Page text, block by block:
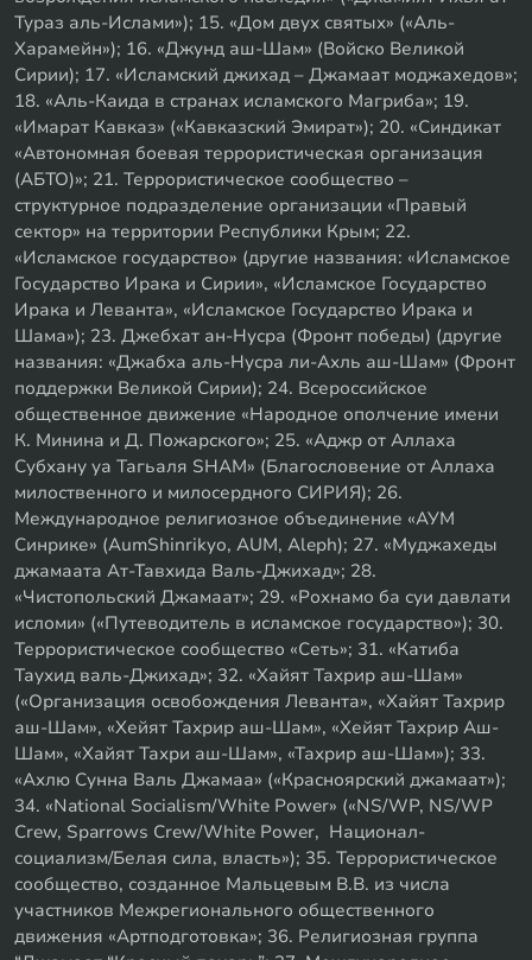
Тураз аль-Ислами»); 15. «Дом двух святых» («Аль-
Харамейн»); 16. «Джунд аш-Шам» (Войско Великой
Сирии); 17. «Исламский джихад – Джамаат моджахедов»;
18. «Аль-Каида в странах исламского Магриба»; 19.
«Имарат Кавказ» («Кавказский Эмират»); 20. «Синдикат
«Автономная боевая террористическая организация
(АБТО)»; 21. Террористическое сообщество –
структурное подразделение организации «Правый
сектор» на территории Республики Крым; 22.
«Исламское государство» (другие названия: «Исламское
Государство Ирака и Сирии», «Исламское Государство
Ирака и Леванта», «Исламское Государство Ирака и
Шама»); 23. Джебхат ан-Нусра (Фронт победы) (другие
названия: «Джабха аль-Нусра ли-Ахль аш-Шам» (Фронт
поддержки Великой Сирии); 24. Всероссийское
общественное движение «Народное ополчение имени
К. Минина и Д. Пожарского»; 25. «Аджр от Аллаха
Субхану уа Тагьаля SHAM» (Благословение от Аллаха
милоственного и милосердного СИРИЯ); 26.
Международное религиозное объединение «АУМ
Синрике» (AumShinrikyo, AUM, Aleph); 27. «Муджахеды
джамаата Ат-Тавхида Валь-Джихад»; 28.
«Чистопольский Джамаат»; 29. «Рохнамо ба суи давлати
исломи» («Путеводитель в исламское государство»); 30.
Террористическое сообщество «Сеть»; 31. «Катиба
Таухид валь-Джихад»; 32. «Хайят Тахрир аш-Шам»
(«Организация освобождения Леванта», «Хайят Тахрир
аш-Шам», «Хейят Тахрир аш-Шам», «Хейят Тахрир Аш-
Шам», «Хайят Тахри аш-Шам», «Тахрир аш-Шам»); 33.
«Ахлю Сунна Валь Джамаа» («Красноярский джамаат»);
34. «National Socialism/White Power» («NS/WP, NS/WP
Crew, Sparrows Crew/White Power, Национал-
социализм/Белая сила, власть»); 35. Террористическое
сообщество, созданное Мальцевым В.В. из числа
участников Межрегионального общественного
движения «Артподготовка»; 36. Религиозная группа